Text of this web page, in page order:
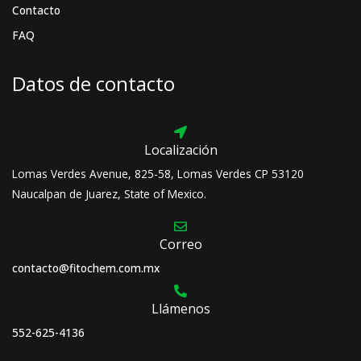
Contacto
FAQ
Datos de contacto
Localización
Lomas Verdes Avenue, 825-58, Lomas Verdes CP 53120
Naucalpan de Juarez, State of Mexico.
Correo
contacto@fitochem.com.mx
Llámenos
552-625-4136